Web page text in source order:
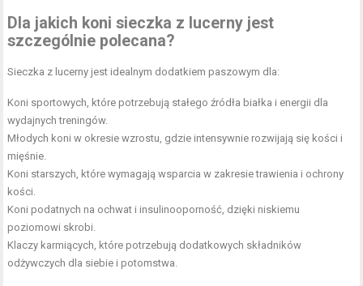
Dla jakich koni sieczka z lucerny jest
szczególnie polecana?
Sieczka z lucerny jest idealnym dodatkiem paszowym dla:
Koni sportowych, które potrzebują stałego źródła białka i energii dla
wydajnych treningów.
Młodych koni w okresie wzrostu, gdzie intensywnie rozwijają się kości i
mięśnie.
Koni starszych, które wymagają wsparcia w zakresie trawienia i ochrony
kości.
Koni podatnych na ochwat i insulinooporność, dzięki niskiemu
poziomowi skrobi.
Klaczy karmiących, które potrzebują dodatkowych składników
odżywczych dla siebie i potomstwa.